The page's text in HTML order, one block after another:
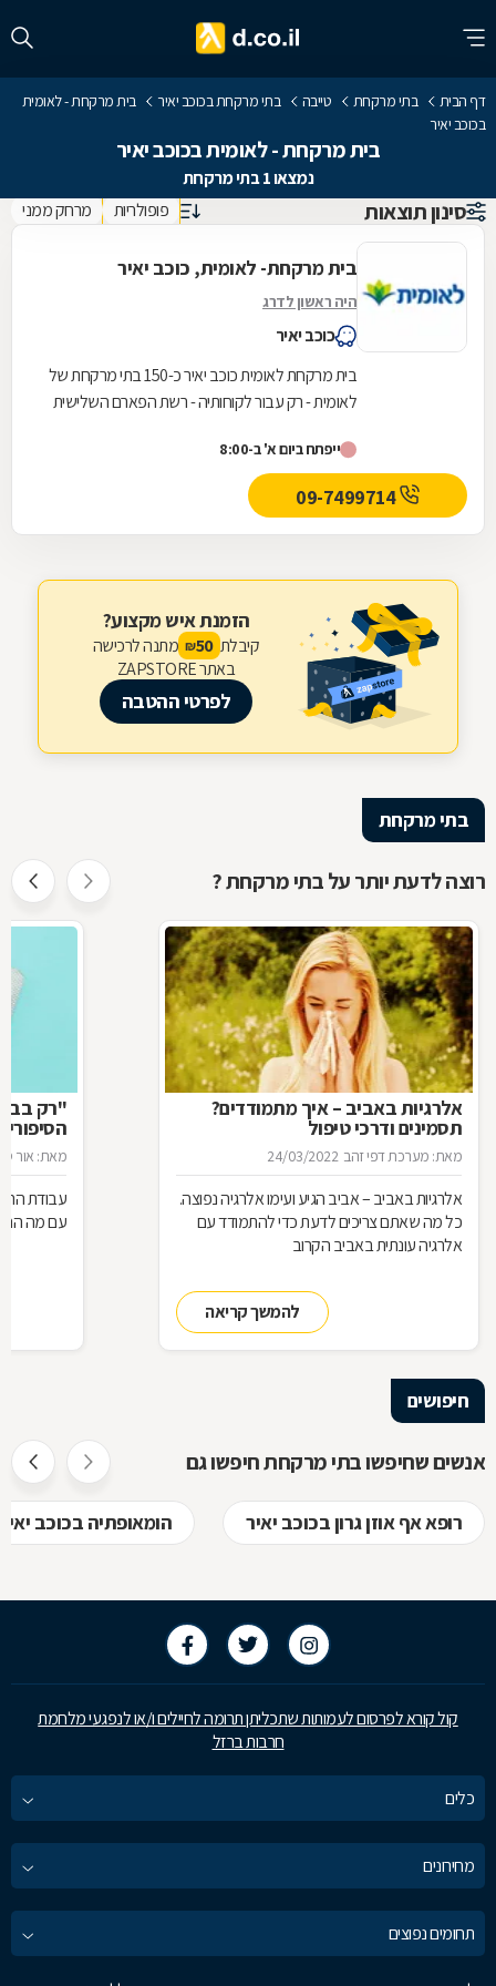
דף הבית בתי מרקחת טייבה בתי מרקחת בכוכב יאיר
בית מרקחת - לאומית
בכוכב יאיר
בית מרקחת - לאומית בכוכב יאיר
נמצאו 1 בתי מרקחת
סינון תוצאות פופולריות מרחק ממני
בית מרקחת- לאומית, כוכב יאיר
היה ראשון לדרג
כוכב יאיר
בית מרקחת לאומית כוכב יאיר כ-150 בתי מרקחת של
לאומית - רק עבור לקוחותיה - רשת הפארם השלישית
ייפתח ביום א' ב-8:00
09-7499714
הזמנת איש מקצוע?
קיבלת 50
₪ מתנה לרכישה
באתר ZAPSTORE
לפרטי ההטבה
בתי מרקחת
רוצה לדעת יותר על בתי מרקחת ?
אלרגיות באביב – איך מתמודדים?
תסמינים ודרכי טיפול
מאת: מערכת דפי זהב 24/03/2022
אלרגיות באביב – אביב הגיע ועימו אלרגיה נפוצה.
כל מה שאתם צריכים לדעת כדי להתמודד עם
אלרגיה עונתית באביב הקרוב
להמשך קריאה
"רק
מאת: אור
עבודת
עם מה הם
חיפושים
אנשים שחיפשו בתי מרקחת חיפשו גם
רופא אף אוזן גרון בכוכב יאיר הומאופתיה בכוכב יאיר
קול קורא לפרסום לעמותות שתכליתן תרומה לחיילים ו/או לנפגעי מלחמת
חרבות ברזל
כלים
מחירונים
תחומים נפוצים